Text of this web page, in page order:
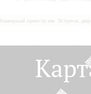
Камерный оркестр им. Эстрина,